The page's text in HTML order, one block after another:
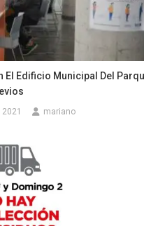
El Edificio Municipal Del
mariano